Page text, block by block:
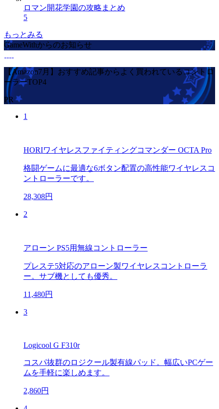
ロマン開花学園の攻略まとめ
5
もっとみる
GameWithからのお知らせ
【Amazon7月】おすすめ記事からよく買われているコントロ
ーラーTOP4
PR
1
HORIワイヤレスファイティングコマンダー OCTA Pro
格闘ゲームに最適な6ボタン配置の高性能ワイヤレスコ
ントローラーです。
28,308円
2
アローン PS5用無線コントローラー
プレステ5対応のアローン製ワイヤレスコントローラ
ー。サブ機としても優秀。
11,480円
3
Logicool G F310r
コスパ抜群のロジクール製有線パッド。幅広いPCゲー
ムを手軽に楽しめます。
2,860円